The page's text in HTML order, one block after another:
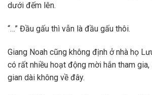
dưới đếm lên.
“…” Đầu gấu thì vẫn là đầu gấu thôi.
Giang Noah cũng không định ở nhà họ
có rất nhiều hoạt động mời hắn tham
gian dài không về đây.